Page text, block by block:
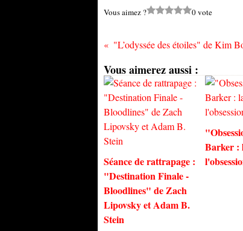
Vous aimez ? 0 vote
Vous aimerez aussi :
Séance de rattrapage :
"Destination Finale -
Bloodlines" de Zach
Lipovsky et Adam B.
Stein
Barker :